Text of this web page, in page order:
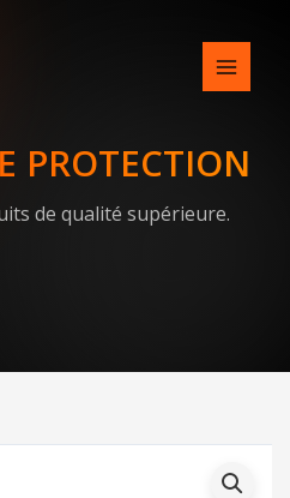
PROTECTION
de qualité supérieure.